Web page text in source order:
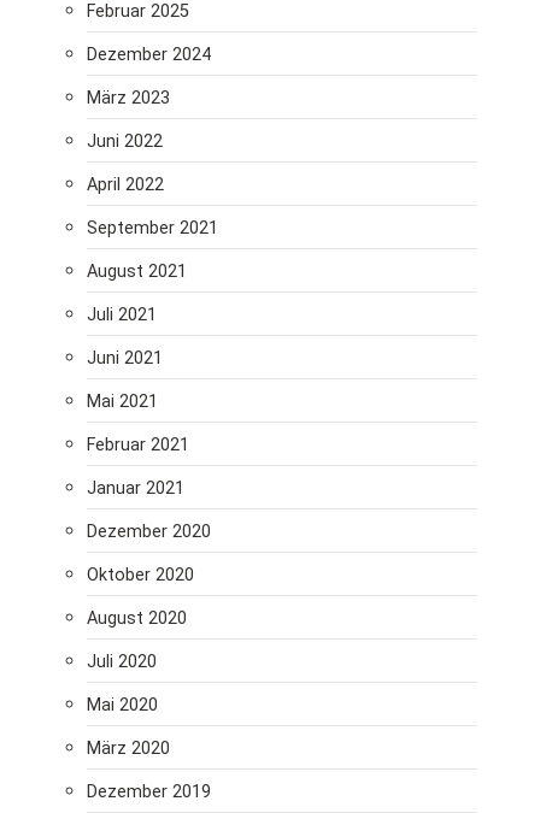
Februar 2025
Dezember 2024
März 2023
Juni 2022
April 2022
September 2021
August 2021
Juli 2021
Juni 2021
Mai 2021
Februar 2021
Januar 2021
Dezember 2020
Oktober 2020
August 2020
Juli 2020
Mai 2020
März 2020
Dezember 2019